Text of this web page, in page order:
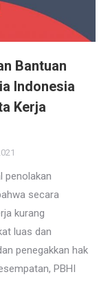
Bantuan
Indonesia
Kerja
penolakan
secara
kurang
luas dan
penegakkan hak
PBHI